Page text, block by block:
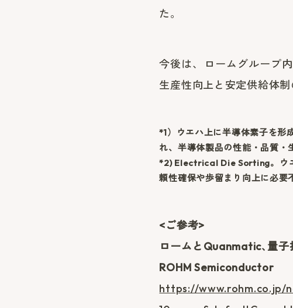
た。
今後は、ロームグループ
生産性向上と安定供給体
*1）ウエハ上に半導体素子を形
れ、半導体製品の性能・品質・
*2) Electrical Die Sorting。ウ
頼性確保や歩留まり向上に必要
<ご参考>
ロームとQuanmatic､量子
ROHM Semiconductor
https://www.rohm.co.jp/